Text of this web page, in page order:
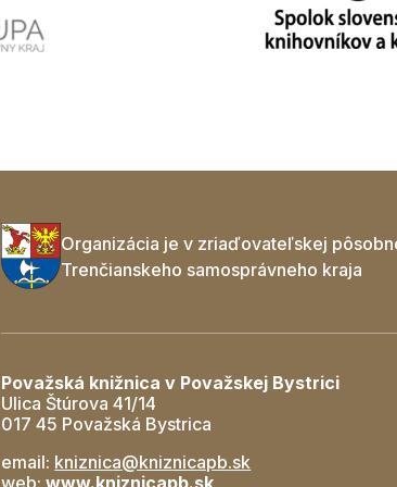
Organizácia je v zriaďovateľskej
Trenčianskeho samosprávneho kraja
Považská knižnica v Považskej Bystrici
Ulica Štúrova 41/14
017 45 Považská Bystrica
email: kniznica@kniznicapb.sk